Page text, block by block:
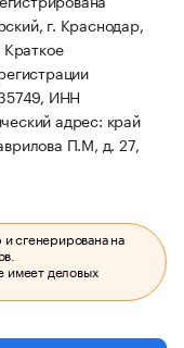
г. Краснодар,
Краткое
ИНН
адрес: край
П.М, д. 27,
сгенерирована на
имеет деловых